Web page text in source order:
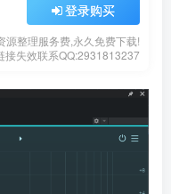
登录购买
源整理服务费,永久免费下载!
接失效联系QQ:2931813237